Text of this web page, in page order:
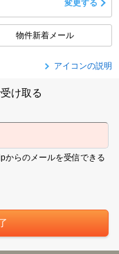
変更する
物件新着メール
アイコンの説明
け取る
からのメールを受信できる